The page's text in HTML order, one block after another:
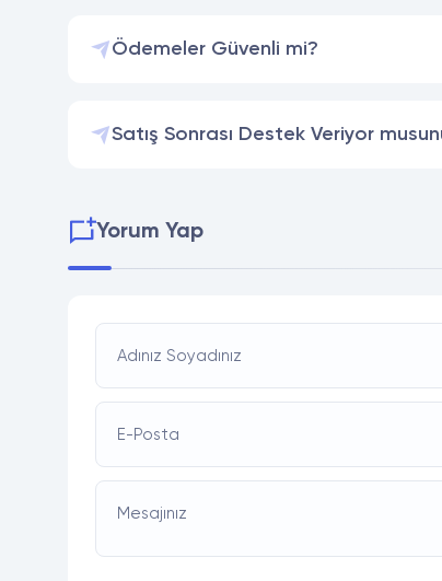
Ödemeler Güvenli mi?
Satış Sonrası Destek Veriyor
Yorum Yap
Adınız Soyadınız
E-Posta
Mesajınız